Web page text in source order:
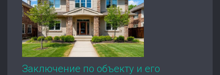
Заключение по объекту и его